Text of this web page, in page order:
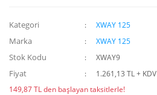
Kategori XWAY 125
Marka XWAY 125
Stok Kodu XWAY9
Fiyat
1.261,13 TL + KDV
149,87 TL den başlayan taksitlerle!